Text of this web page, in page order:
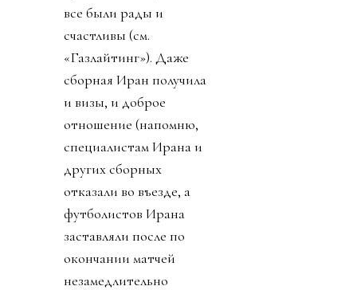
все были рады и
счастливы (см.
«Газлайтинг»). Даже
сборная Иран получила
и визы, и доброе
отношение (напомню,
специалистам Ирана и
других сборных
отказали во въезде, а
футболистов Ирана
заставляли после по
окончании матчей
незамедлительно